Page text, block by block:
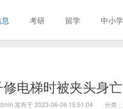
考研 留学 中小学
电梯时被夹头身
发布于 2023-06-06 15:51:04 分类：